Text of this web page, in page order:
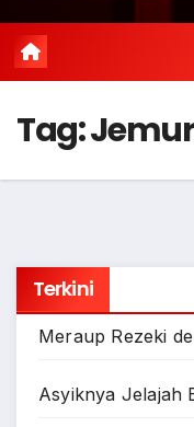
Tag:
Terkini
Meraup Rezeki
Asyiknya Jelajah